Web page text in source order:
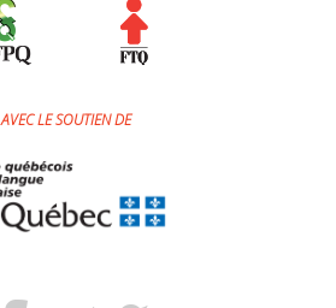
AVEC LE SOUTIEN DE